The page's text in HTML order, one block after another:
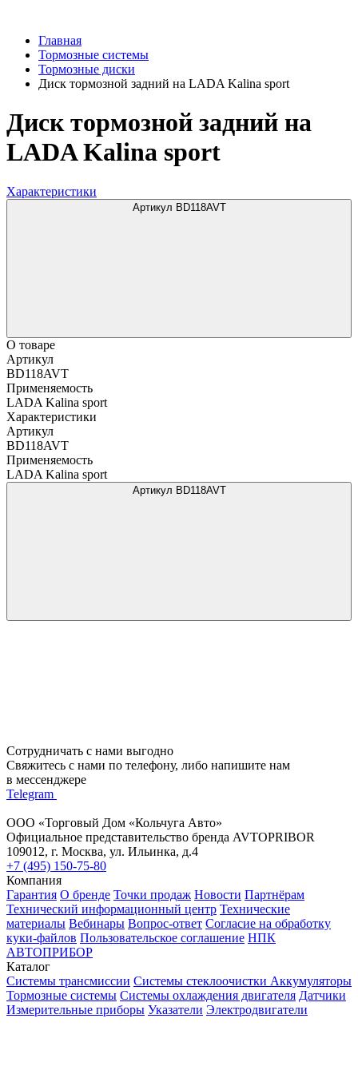
Главная
Тормозные системы
Тормозные диски
Диск тормозной задний на LADA Kalina sport
Диск тормозной задний на
LADA Kalina sport
Характеристики
Артикул BD118AVT
О товаре
Артикул
BD118AVT
Применяемость
LADA Kalina sport
Характеристики
Артикул
BD118AVT
Применяемость
LADA Kalina sport
Артикул BD118AVT
Сотрудничать с нами выгодно
Свяжитесь с нами по телефону, либо напишите нам
в мессенджере
Telegram
ООО «Торговый Дом «Кольчуга Авто»
Официальное представительство бренда AVTOPRIBOR
109012, г. Москва, ул. Ильинка, д.4
+7 (495) 150-75-80
Компания
Гарантия О бренде Точки продаж Новости Партнёрам
Технический информационный центр Технические
материалы Вебинары Вопрос-ответ Согласие на обработку
куки-файлов Пользовательское соглашение НПК
АВТОПРИБОР
Каталог
Системы трансмиссии Системы стеклоочистки Аккумуляторы
Тормозные системы Системы охлаждения двигателя Датчики
Измерительные приборы Указатели Электродвигатели